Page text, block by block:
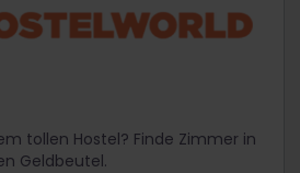
tollen Hostel? Finde Zimmer in
Geldbeutel.